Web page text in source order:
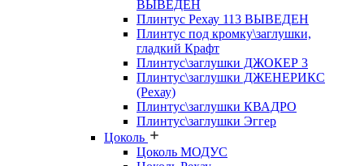
ВЫВЕДЕН
Плинтус Рехау 113 ВЫВЕДЕН
Плинтус под кромку\заглушки,
гладкий Крафт
Плинтус\заглушки ДЖОКЕР 3
Плинтус\заглушки ДЖЕНЕРИКС
(Рехау)
Плинтус\заглушки КВАДРО
Плинтус\заглушки Эггер
Цоколь
Цоколь МОДУС